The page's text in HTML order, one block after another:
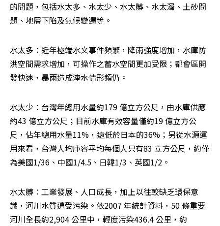
的問題，包括水太多、水太少、水太髒、水太濁、土砂問
題、地層下陷及氣候變遷等。
水太多：近年極端水文事件頻繁，降雨強度增加，水庫防
洪空間需求增加，可操作之蓄水空間更加受限；都會區開
發快速，暴雨造成淹水情形頻仍。
水太少：台灣年總用水量約179 億立方公尺，由水庫供應
約43 億立方公尺；目前水庫有效容量僅約19 億立方公
尺，佔年總用水量11%，遠低於日本的36%；另從水源運
用來看，台灣人均庫容平均每個人只有83 立方公尺，約僅
為美國1/36、中國1/4.5、日韓1/3、英國1/2。
水太髒：工業發展、人口成長，加上以往較缺乏環保意
識，河川水質遭受污染。依2007 年統計資料，50 條重要
河川全長約2,904 公里中，輕度污染436.4 公里，約